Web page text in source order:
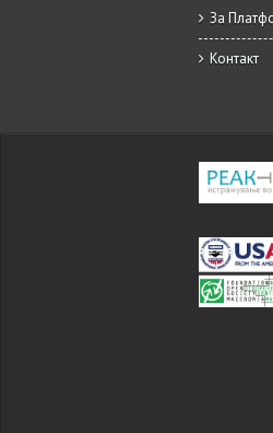
За
Контакт